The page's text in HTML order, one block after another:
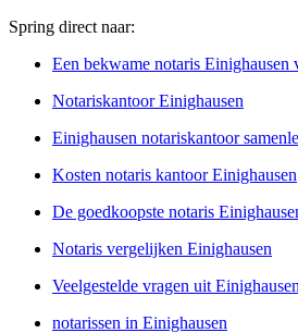
Spring direct naar:
Een bekwame notaris Einighausen
Notariskantoor Einighausen
Einighausen notariskantoor
Kosten notaris kantoor Einighausen
De goedkoopste notaris
Notaris vergelijken Einighausen
Veelgestelde vragen uit Einighausen
notarissen in Einighausen